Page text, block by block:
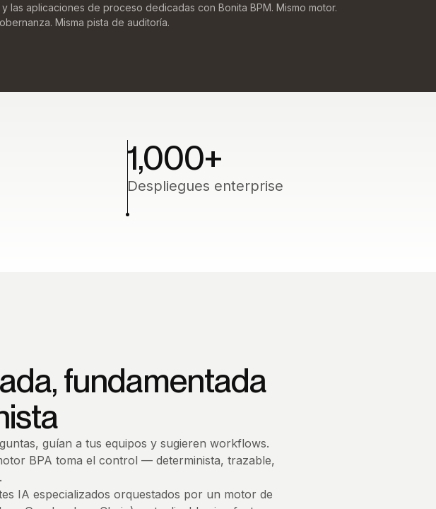
las aplicaciones de proceso dedicadas con Bonita BPM. Mismo motor.
Misma pista de auditoría.
1,000+
Despliegues enterprise
fundamentada
guían a tus equipos y sugieren workflows.
BPA toma el control — determinista, trazable,
IA especializados orquestados por un motor de